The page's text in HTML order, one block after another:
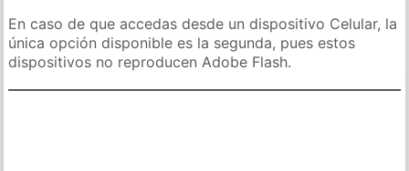
En caso de que accedas desde un dispositivo Celular, la
única opción disponible es la segunda, pues estos
dispositivos no reproducen Adobe Flash.